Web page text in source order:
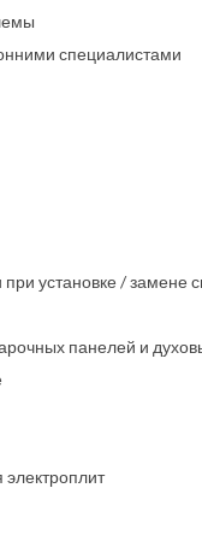
специалистами
установке / замене
панелей и